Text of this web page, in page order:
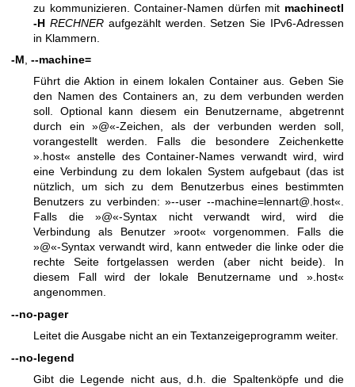
zu kommunizieren. Container-Namen dürfen mit machinectl
-H RECHNERaufgezählt werden. Setzen Sie IPv6-Adressen
in Klammern.
-M --machine=
Führt die Aktion in einem lokalen Container aus. Geben Sie
den Namen des Containers an, zu dem verbunden werden
soll. Optional kann diesem ein Benutzername, abgetrennt
durch ein »@«-Zeichen, als der verbunden werden soll,
vorangestellt werden. Falls die besondere Zeichenkette
».host« anstelle des Container-Names verwandt wird, wird
eine Verbindung zu dem lokalen System aufgebaut (das ist
nützlich, um sich zu dem Benutzerbus eines bestimmten
Benutzers zu verbinden: »--user --machine=lennart@.host«.
Falls die »@«-Syntax nicht verwandt wird, wird die
Verbindung als Benutzer »root« vorgenommen. Falls die
»@«-Syntax verwandt wird, kann entweder die linke oder die
rechte Seite fortgelassen werden (aber nicht beide). In
diesem Fall wird der lokale Benutzername und ».host«
angenommen.
--no-pager
Leitet die Ausgabe nicht an ein Textanzeigeprogramm weiter.
--no-legend
Gibt die Legende nicht aus, d.h. die Spaltenköpfe und die